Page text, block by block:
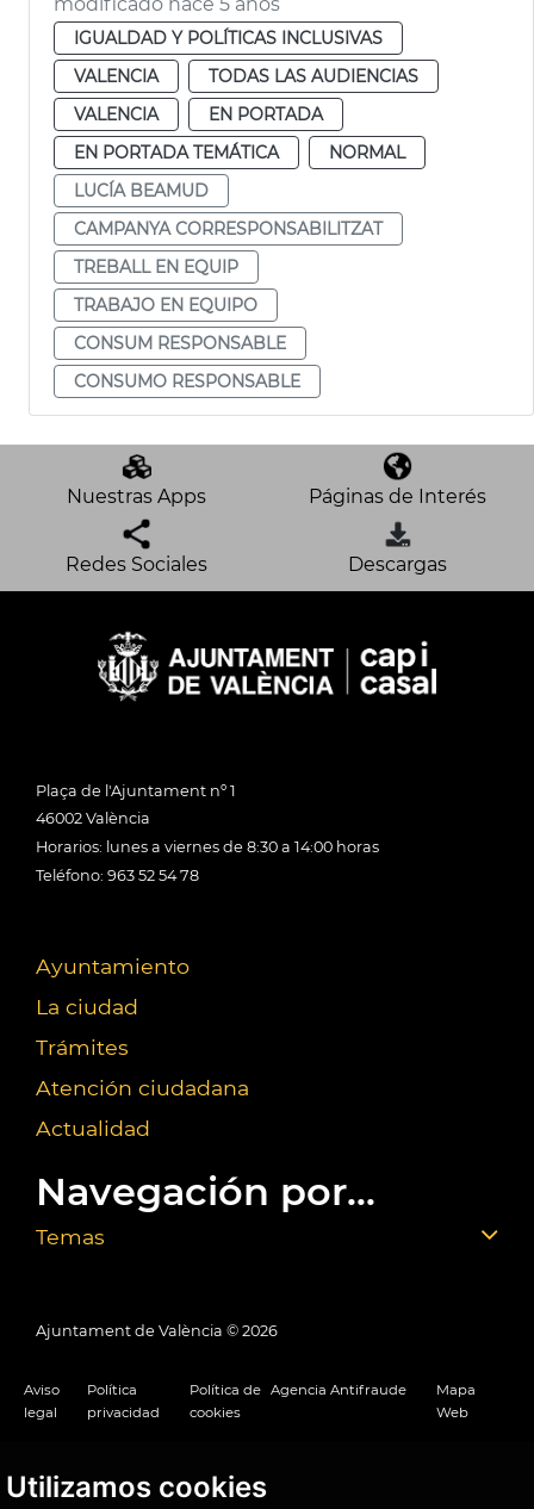
Utilizamos cookies
IGUALDAD Y POLÍTICAS INCLUSIVAS
VALENCIA
TODAS LAS AUDIENCIAS
VALENCIA
EN PORTADA
EN PORTADA TEMÁTICA
NORMAL
LUCÍA BEAMUD
CAMPANYA CORRESPONSABILITZAT
TREBALL EN EQUIP
TRABAJO EN EQUIPO
CONSUM RESPONSABLE
CONSUMO RESPONSABLE
Nuestras Apps Páginas de Interés
Redes Sociales Descargas
Plaça de l'Ajuntament nº 1
46002 València
Horarios: lunes a viernes de 8:30 a 14:00 horas
Teléfono: 963 52 54 78
Ayuntamiento
La ciudad
Trámites
Atención ciudadana
Actualidad
Navegación por...
Temas
Ajuntament de València © 2026
Aviso
legal
Política
privacidad
Política de
cookies
Agencia Antifraude
Mapa
Web